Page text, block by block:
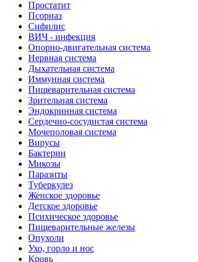
Простатит
Псориаз
Сифилис
ВИЧ - инфекция
Опорно-двигательная система
Нервная система
Дыхательная система
Иммунная система
Пищеварительная система
Зрительная система
Эндокринная система
Сердечно-сосудистая система
Мочеполовая система
Вирусы
Бактерии
Микозы
Паразиты
Туберкулез
Женское здоровье
Детское здоровье
Психическое здоровье
Пищеварительные железы
Опухоли
Ухо, горло и нос
Кровь